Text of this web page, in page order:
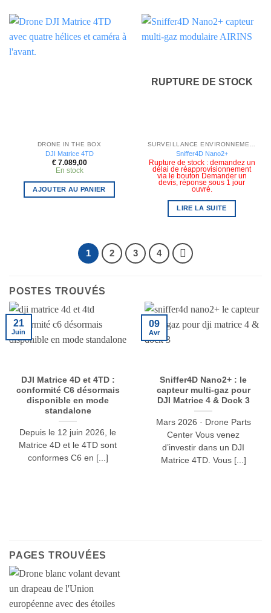
DRONE IN THE BOX
DJI Matrice 4TD
€7.089,00
En stock
AJOUTER AU PANIER
RUPTURE DE STOCK
Sniffer4D Nano2+
Rupture de stock : demandez un
délai de réapprovisionnement
via le bouton Demander un
devis, réponse sous 1 jour
ouvré.
LIRE LA SUITE
1 2 3 4
POSTES TROUVÉS
DJI Matrice 4D et 4TD :
conformité C6 désormais
disponible en mode
standalone
Depuis le 12 juin 2026, le
Matrice 4D et le 4TD sont
conformes C6 en [...]
21
Juin
Sniffer4D Nano2+ : le
capteur multi-gaz pour
DJI Matrice 4 & Dock 3
Mars 2026 · Drone Parts
Center Vous venez
d’investir dans un DJI
Matrice 4TD. Vous [...]
09
Avr
PAGES TROUVÉES